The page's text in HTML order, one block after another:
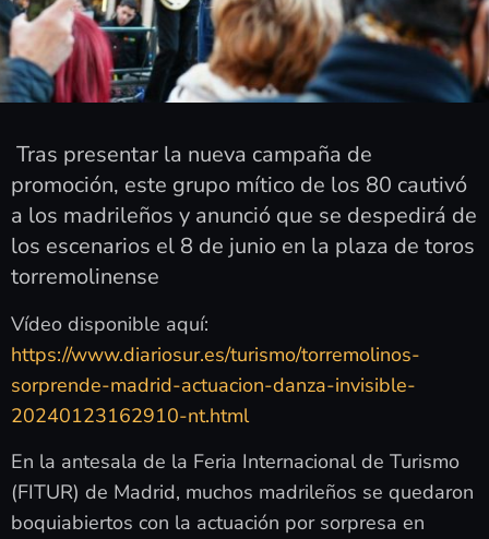
Tras presentar la nueva campaña de
promoción, este grupo mítico de los 80 cautivó
a los madrileños y anunció que se despedirá de
los escenarios el 8 de junio en la plaza de toros
torremolinense
Vídeo disponible aquí:
https://www.diariosur.es/turismo/torremolinos-
sorprende-madrid-actuacion-danza-invisible-
20240123162910-nt.html
En la antesala de la Feria Internacional de Turismo
(FITUR) de Madrid, muchos madrileños se quedaron
boquiabiertos con la actuación por sorpresa en